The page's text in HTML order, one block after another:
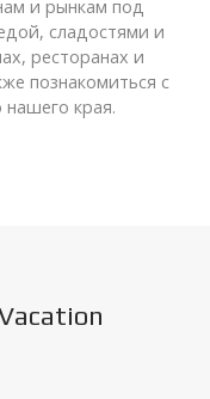
и рынкам под
сладостями и
ресторанах и
познакомиться с
края.